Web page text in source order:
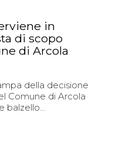
in
di scopo
di Arcola
della decisione
Comune di Arcola
balzello...